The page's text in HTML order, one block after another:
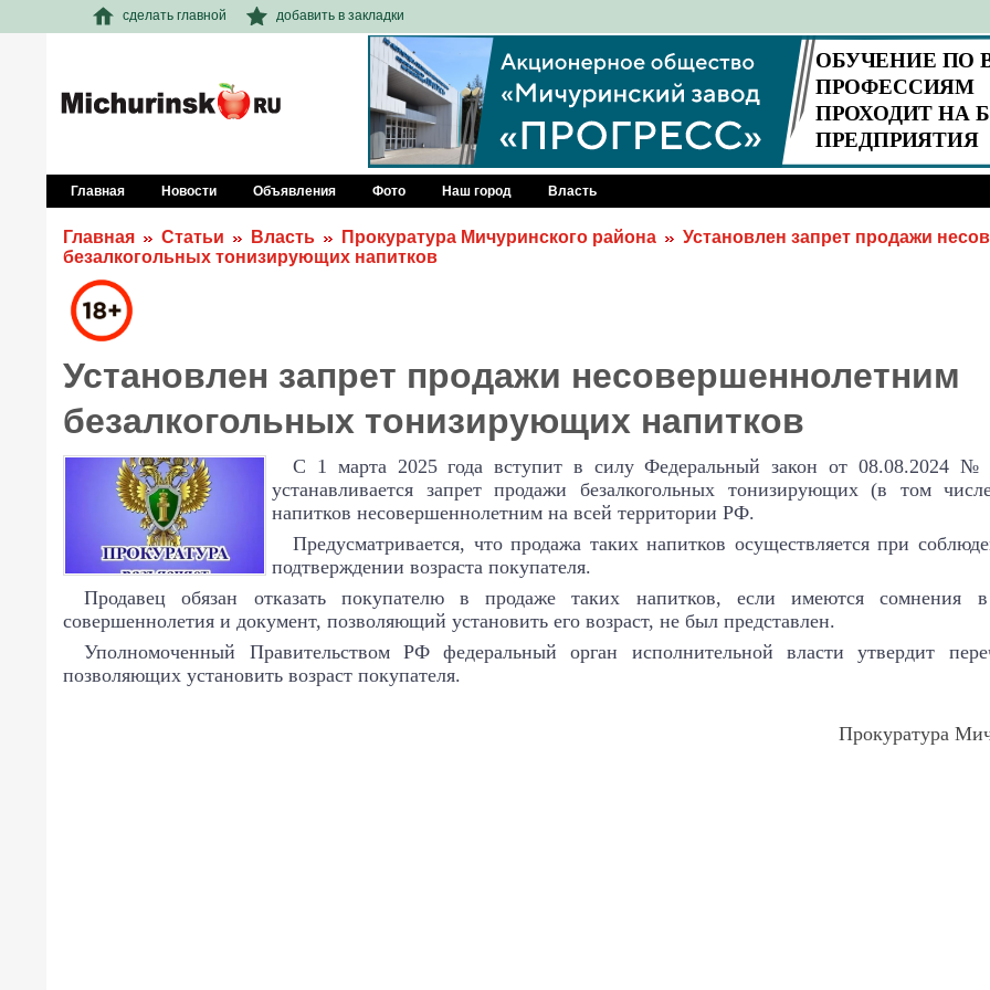
сделать главной добавить в закладки
Главная Новости Объявления Фото Наш город Власть
Главная Статьи Власть Прокуратура Мичуринского района
Установлен запрет продажи
безалкогольных тонизирующих напитков
Установлен запрет продажи несовершеннолетним
безалкогольных тонизирующих напитков
С 1 марта 2025 года вступит в силу Федеральный закон от 08.08.2024
устанавливается запрет продажи безалкогольных тонизирующих (в том
напитков несовершеннолетним на всей территории РФ.
Предусматривается, что продажа таких напитков осуществляется при
подтверждении возраста покупателя.
Продавец обязан отказать покупателю в продаже таких напитков, если имеются сомнения
совершеннолетия и документ, позволяющий установить его возраст, не был представлен.
Уполномоченный Правительством РФ федеральный орган исполнительной власти утвердит
позволяющих установить возраст покупателя.
Прокуратура